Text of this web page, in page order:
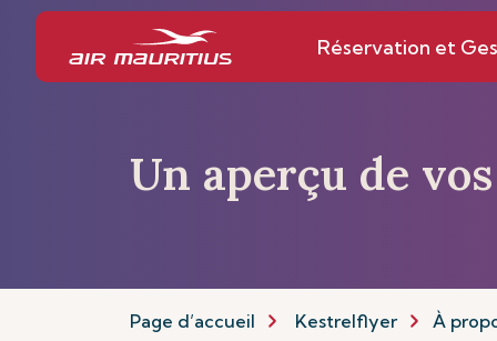
Réservation et
Un aperçu de
Page d’accueil Kestrelflyer À